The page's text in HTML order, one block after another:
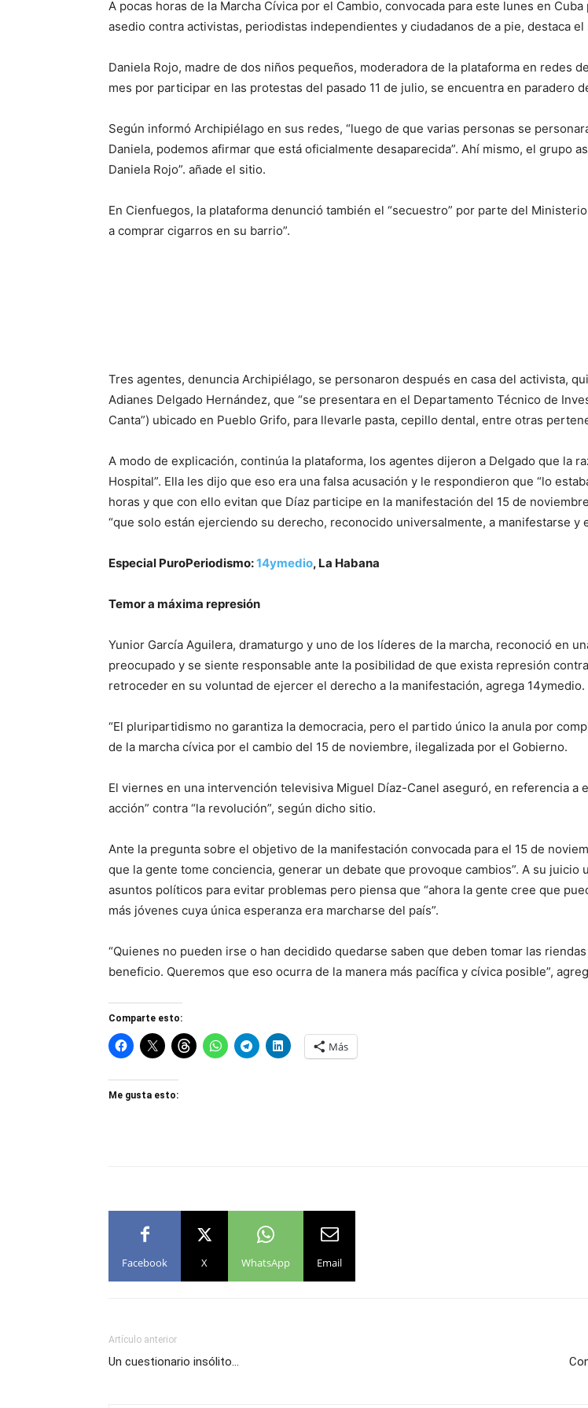
A pocas horas de la Marcha Cívica por el Cambio, convocada para este lunes en
asedio contra activistas, periodistas independientes y ciudadanos de a pie, destaca
Daniela Rojo, madre de dos niños pequeños, moderadora de la plataforma en redes
mes por participar en las protestas del pasado 11 de julio, se encuentra en paradero
Según informó Archipiélago en sus redes, “luego de que varias personas se
Daniela, podemos afirmar que está oficialmente desaparecida”. Ahí mismo, el grupo
Daniela Rojo”. añade el sitio.
En Cienfuegos, la plataforma denunció también el “secuestro” por parte del
a comprar cigarros en su barrio”.
Tres agentes, denuncia Archipiélago, se personaron después en casa del activista,
Adianes Delgado Hernández, que “se presentara en el Departamento Técnico de
Canta”) ubicado en Pueblo Grifo, para llevarle pasta, cepillo dental, entre otras
A modo de explicación, continúa la plataforma, los agentes dijeron a Delgado que la
Hospital”. Ella les dijo que eso era una falsa acusación y le respondieron que “lo
horas y que con ello evitan que Díaz participe en la manifestación del 15 de
“que solo están ejerciendo su derecho, reconocido universalmente, a manifestarse y
Especial PuroPeriodismo:14ymedio, La Habana
Temor a máxima represión
Yunior García Aguilera, dramaturgo y uno de los líderes de la marcha, reconoció en
preocupado y se siente responsable ante la posibilidad de que exista represión
retroceder en su voluntad de ejercer el derecho a la manifestación, agrega 14ymedio.
“El pluripartidismo no garantiza la democracia, pero el partido único la anula por
de la marcha cívica por el cambio del 15 de noviembre, ilegalizada por el Gobierno.
El viernes en una intervención televisiva Miguel Díaz-Canel aseguró, en referencia a
acción” contra “la revolución”, según dicho sitio.
Ante la pregunta sobre el objetivo de la manifestación convocada para el 15 de
que la gente tome conciencia, generar un debate que provoque cambios”. A su
asuntos políticos para evitar problemas pero piensa que “ahora la gente cree que
más jóvenes cuya única esperanza era marcharse del país”.
“Quienes no pueden irse o han decidido quedarse saben que deben tomar las
beneficio. Queremos que eso ocurra de la manera más pacífica y cívica posible”,
Comparte esto:
Más
Me gusta esto:
Facebook X WhatsApp Email
Artículo anterior
Un cuestionario insólito…